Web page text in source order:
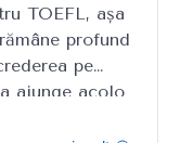
TOEFL, așa
profund
pe
ajunge acolo